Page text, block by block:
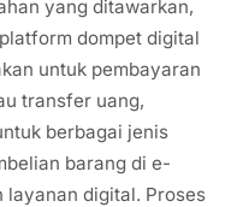
yang ditawarkan,
dompet digital
untuk pembayaran
transfer uang,
berbagai jenis
barang di e-
layanan digital. Proses